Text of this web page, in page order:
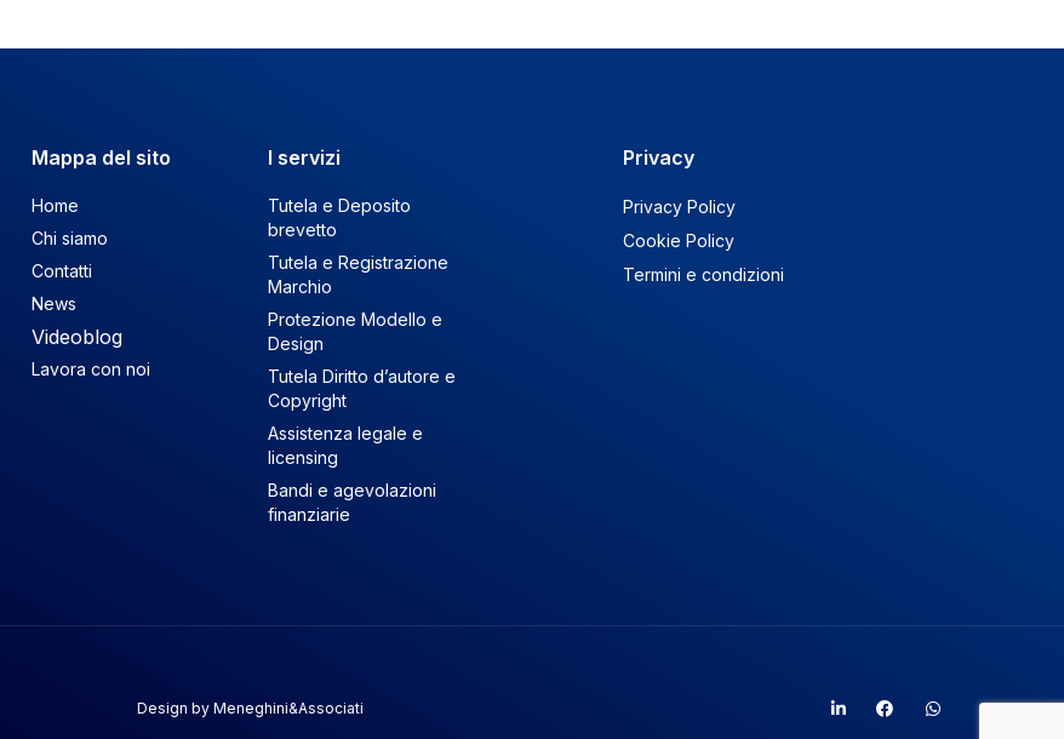
Mappa del sito
Home
Chi siamo
Contatti
News
Videoblog
Lavora con noi
I servizi
Tutela e Deposito
brevetto
Tutela e Registrazione
Marchio
Protezione Modello e
Design
Tutela Diritto d’autore e
Copyright
Assistenza legale e
licensing
Bandi e agevolazioni
finanziarie
Privacy
Privacy Policy
Cookie Policy
Termini e condizioni
Design by Meneghini&Associati